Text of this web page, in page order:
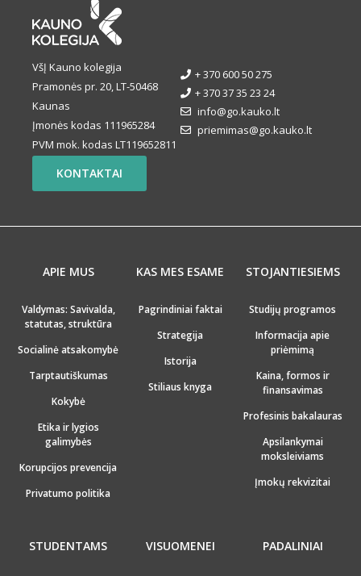
VšĮ Kauno kolegija
Pramonės pr. 20, LT-50468
Kaunas
Įmonės kodas 111965284
PVM mok. kodas LT119652811
+ 370 600 50 275
+ 370 37 35 23 24
info@go.kauko.lt
priemimas@go.kauko.lt
KONTAKTAI
APIE MUS
Valdymas: Savivalda,
statutas, struktūra
Socialinė atsakomybė
Tarptautiškumas
Kokybė
Etika ir lygios
galimybės
Korupcijos prevencija
Privatumo politika
KAS MES ESAME
Pagrindiniai faktai
Strategija
Istorija
Stiliaus knyga
STOJANTIESIEMS
Studijų programos
Informacija apie
priėmimą
Kaina, formos ir
finansavimas
Profesinis bakalauras
Apsilankymai
moksleiviams
Įmokų rekvizitai
STUDENTAMS VISUOMENEI PADALINIAI